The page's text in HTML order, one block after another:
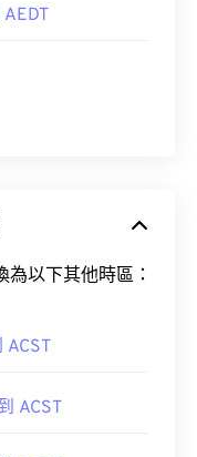
AEDT
以下其他時區：
ACST
ACST